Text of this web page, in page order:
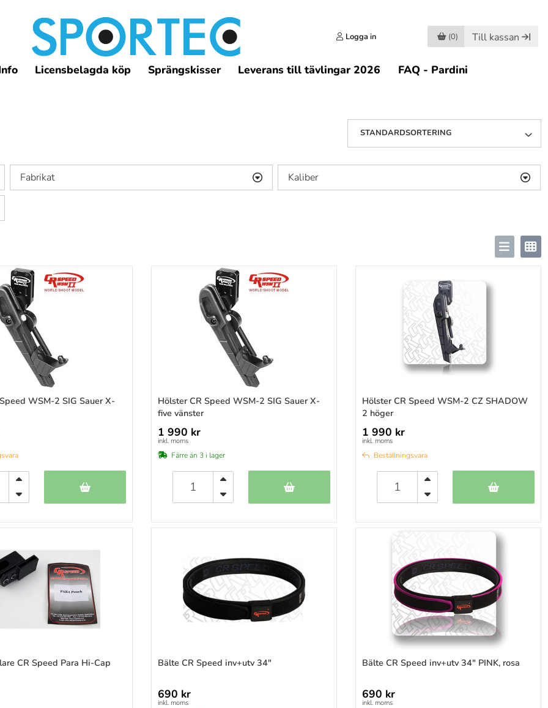
Logga in (0) Till kassan
Licensbelagda köp Sprängskisser Leverans till tävlingar 2026 FAQ - Pardini
STANDARDSORTERING
Fabrikat
Glock
(4)
Guga Ribas
(38)
Ruger
S&W
Sickinger
SIG
Sig Sauer
(9)
Springfield
(1)
STI
(1)
Kaliber
WSM-2 SIG Sauer X-
Hölster CR Speed WSM-2 SIG Sauer X-
five vänster
1 990 kr
inkl. moms
Färre än 3 i lager
Hölster CR Speed WSM-2 CZ SHADOW
2 höger
1 990 kr
inkl. moms
Beställningsvara
CR Speed Para Hi-Cap Bälte CR Speed inv+utv 34"
690 kr
inkl. moms
Bälte CR Speed inv+utv 34" PINK, rosa
690 kr
inkl. moms